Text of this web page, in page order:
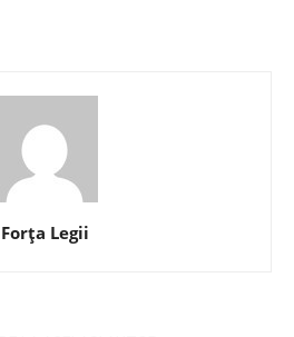
Forța Legii